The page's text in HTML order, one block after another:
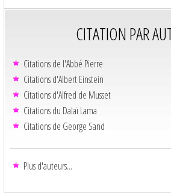
CITATION PAR
Citations de l'Abbé Pierre
Citations d'Albert Einstein
Citations d'Alfred de Musset
Citations du Dalaï Lama
Citations de George Sand
Plus d'auteurs...